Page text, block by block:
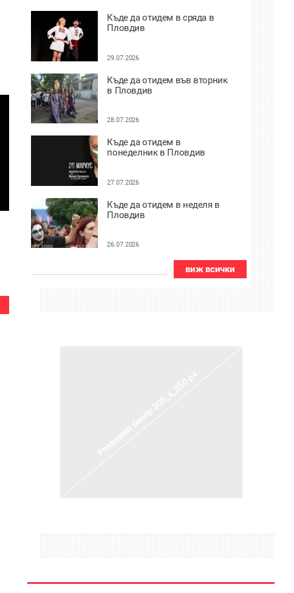
Къде да отидем в сряда в
Пловдив
29.07.2026
Къде да отидем във вторник
в Пловдив
28.07.2026
Къде да отидем в
понеделник в Пловдив
27.07.2026
Къде да отидем в неделя в
Пловдив
26.07.2026
виж всички